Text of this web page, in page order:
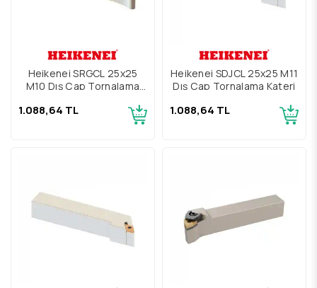
Heikenei SRGCL 25x25
M10 Dış Çap Tornalama
1.088,64 TL
Heikenei SDJCL 25x25 M11
Dış Çap Tornalama Kateri
1.088,64 TL